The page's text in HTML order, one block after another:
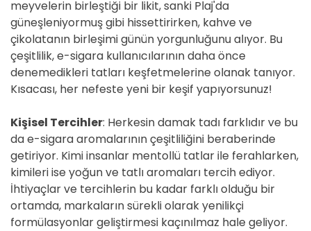
meyvelerin birleştiği bir likit, sanki Plaj'da
güneşleniyormuş gibi hissettirirken, kahve ve
çikolatanın birleşimi günün yorgunluğunu alıyor. Bu
çeşitlilik, e-sigara kullanıcılarının daha önce
denemedikleri tatları keşfetmelerine olanak tanıyor.
Kısacası, her nefeste yeni bir keşif yapıyorsunuz!
Kişisel Tercihler: Herkesin damak tadı farklıdır ve bu
da e-sigara aromalarının çeşitliliğini beraberinde
getiriyor. Kimi insanlar mentollü tatlar ile ferahlarken,
kimileri ise yoğun ve tatlı aromaları tercih ediyor.
İhtiyaçlar ve tercihlerin bu kadar farklı olduğu bir
ortamda, markaların sürekli olarak yenilikçi
formülasyonlar geliştirmesi kaçınılmaz hale geliyor.